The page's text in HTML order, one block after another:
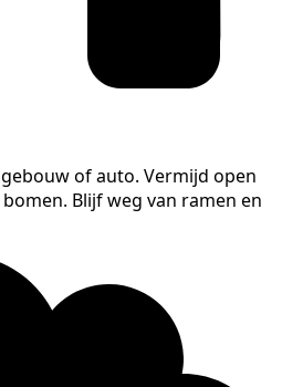
of auto. Vermijd open
Blijf weg van ramen en